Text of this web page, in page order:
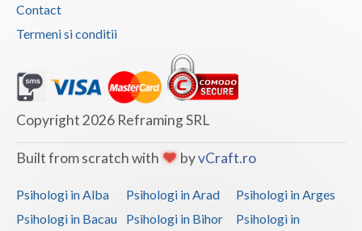
Contact
Termeni si conditii
Copyright 2026 Reframing SRL
Built from scratch with byvCraft.ro
Psihologi in Alba Psihologi in Arad
Psihologi in Arges
Psihologi in Bacau
Psihologi in Bihor
Psihologi in